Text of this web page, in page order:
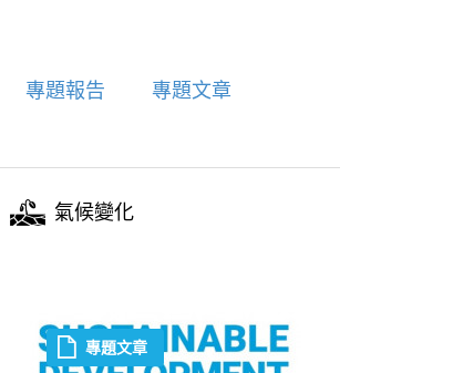
專題報告 專題文章
氣候變化
專題文章